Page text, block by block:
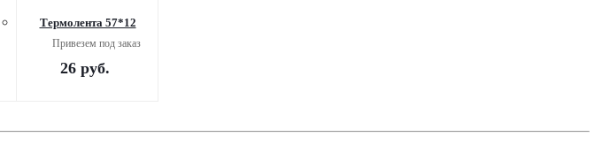
Термолента 57*12
Привезем под заказ
26руб.